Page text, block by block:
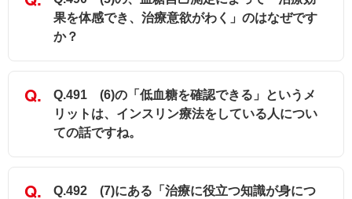
果を体感でき、治療意欲がわく」のはなぜです
か？
Q.491 (6)の「低血糖を確認できる」というメ
リットは、インスリン療法をしている人につい
ての話ですね。
Q.492 (7)にある「治療に役立つ知識が身につ